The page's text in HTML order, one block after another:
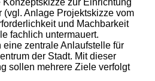
Anlage Projektskizze vom
und Machbarkeit
fachlich untermauert.
zentrale Anlaufstelle für
der Stadt. Mit dieser
sollen mehrere Ziele verfolgt